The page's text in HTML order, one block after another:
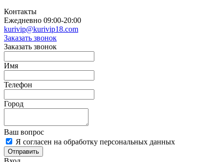
Контакты
Ежедневно 09:00-20:00
kurivip@kurivip18.com
Заказать звонок
Заказать звонок
Имя
Телефон
Город
Ваш вопрос
Я согласен на обработку персональных данных
Отправить